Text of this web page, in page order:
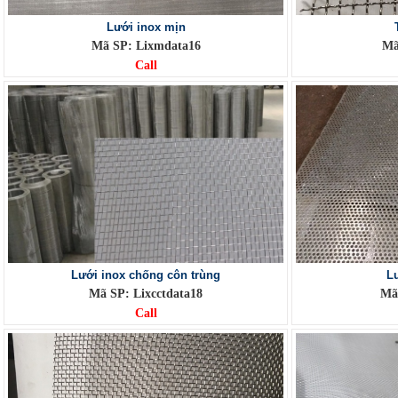
Lưới inox mịn
Mã SP: Lixmdata16
Call
Lưới inox chống côn trùng
Mã SP: Lixcctdata18
Call